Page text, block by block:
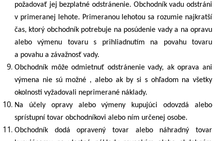
požadovať jej bezplatné odstránenie. Obchodník vadu odstráni
v primeranej lehote. Primeranou lehotou sa rozumie najkratší
čas, ktorý obchodník potrebuje na posúdenie vady a na opravu
alebo výmenu tovaru s prihliadnutím na povahu tovaru
a povahu a závažnosť vady.
Obchodník môže odmietnuť odstránenie vady, ak oprava ani
výmena nie sú možné , alebo ak by si s ohľadom na všetky
okolnosti vyžadovali neprimerané náklady.
Na účely opravy alebo výmeny kupujúci odovzdá alebo
sprístupní tovar obchodníkovi alebo ním určenej osobe.
Obchodník dodá opravený tovar alebo náhradný tovar